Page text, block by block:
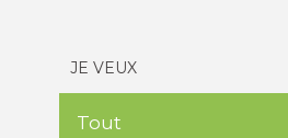
JE VEUX